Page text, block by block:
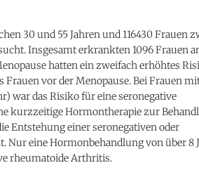
30 und 55 Jahren und 116430 Frauen
Insgesamt erkrankten 1096 Frauen
hatten ein zweifach erhöhtes
vor der Menopause. Bei Frauen
war das Risiko für eine seronegative
kurzzeitige Hormontherapie zur
Entstehung einer seronegativen oder
eine Hormonbehandlung von über 8
rheumatoide Arthritis.